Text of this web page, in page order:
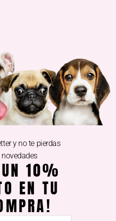
datos
y no te pierdas
UN 10%
EN TU